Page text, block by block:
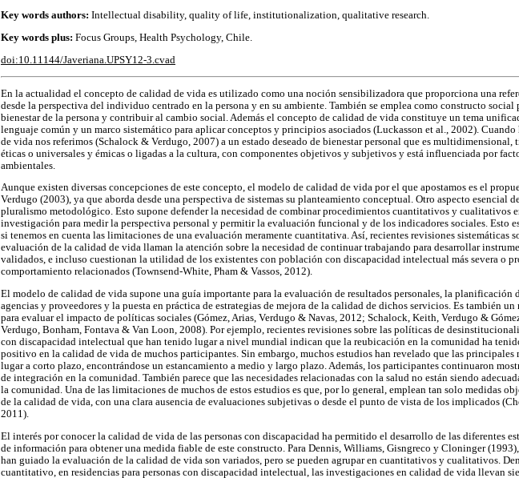
Key words authors: Intellectual disability, quality of life, institutionalization, qualitative research.
Key words plus: Focus Groups, Health Psychology, Chile.
doi:10.11144/Javeriana.UPSY12-3.cvad
En la actualidad el concepto de calidad de vida es utilizado como una noción sensibilizadora que proporciona una
desde la perspectiva del individuo centrado en la persona y en su ambiente. También se emplea como constructo social
bienestar de la persona y contribuir al cambio social. Además el concepto de calidad de vida constituye un tema
lenguaje común y un marco sistemático para aplicar conceptos y principios asociados (Luckasson et al., 2002).
de vida nos referimos (Schalock & Verdugo, 2007) a un estado deseado de bienestar personal que es multidimensional,
éticas o universales y émicas o ligadas a la cultura, con componentes objetivos y subjetivos y está influenciada por
ambientales.
Aunque existen diversas concepciones de este concepto, el modelo de calidad de vida por el que apostamos es el
Verdugo (2003), ya que aborda desde una perspectiva de sistemas su planteamiento conceptual. Otro aspecto esencial
pluralismo metodológico. Esto supone defender la necesidad de combinar procedimientos cuantitativos y cualitativos
investigación para medir la perspectiva personal y permitir la evaluación funcional y de los indicadores sociales. Esto
si tenemos en cuenta las limitaciones de una evaluación meramente cuantitativa. Así, recientes revisiones sistemáticas
evaluación de la calidad de vida llaman la atención sobre la necesidad de continuar trabajando para desarrollar
validados, e incluso cuestionan la utilidad de los existentes con población con discapacidad intelectual más severa o
comportamiento relacionados (Townsend-White, Pham & Vassos, 2012).
El modelo de calidad de vida supone una guía importante para la evaluación de resultados personales, la planificación
agencias y proveedores y la puesta en práctica de estrategias de mejora de la calidad de dichos servicios. Es también un
para evaluar el impacto de políticas sociales (Gómez, Arias, Verdugo & Navas, 2012; Schalock, Keith, Verdugo &
Verdugo, Bonham, Fontava & Van Loon, 2008). Por ejemplo, recientes revisiones sobre las políticas de
con discapacidad intelectual que han tenido lugar a nivel mundial indican que la reubicación en la comunidad ha
positivo en la calidad de vida de muchos participantes. Sin embargo, muchos estudios han revelado que las principales
lugar a corto plazo, encontrándose un estancamiento a medio y largo plazo. Además, los participantes continuaron
de integración en la comunidad. También parece que las necesidades relacionadas con la salud no están siendo
la comunidad. Una de las limitaciones de muchos de estos estudios es que, por lo general, emplean tan solo medidas
de la calidad de vida, con una clara ausencia de evaluaciones subjetivas o desde el punto de vista de los implicados
2011).
El interés por conocer la calidad de vida de las personas con discapacidad ha permitido el desarrollo de las diferentes
de información para obtener una medida fiable de este constructo. Para Dennis, Williams, Gisngreco y Cloninger
han guiado la evaluación de la calidad de vida son variados, pero se pueden agrupar en cuantitativos y cualitativos.
cuantitativo, en residencias para personas con discapacidad intelectual, las investigaciones en calidad de vida llevan